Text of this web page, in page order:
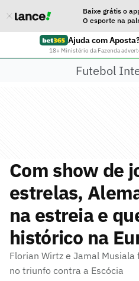
Baixe grátis o
O esporte na
Ajuda com
18+ Ministério da Fazenda
Futebol
Com show de
estrelas,
na estreia e
histórico na
Florian Wirtz e Jamal
no triunfo contra a Escócia